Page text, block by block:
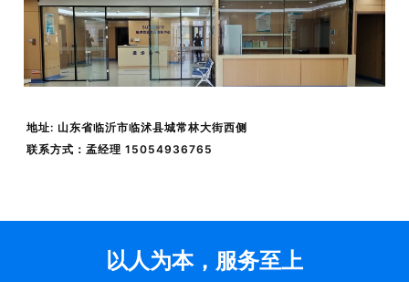
地址: 山东省临沂市临沭县城常林大街西侧
联系方式：孟经理 15054936765
以人为本，服务至上